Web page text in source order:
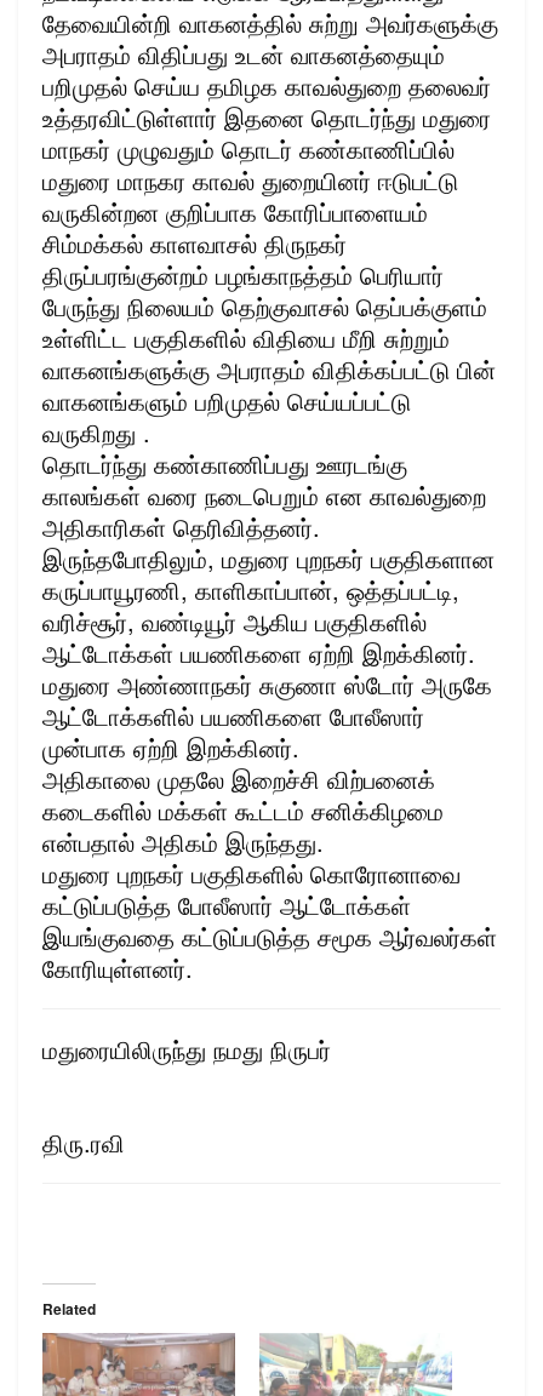
தேவையின்றி வாகனத்தில் சுற்று அவர்களுக்கு
அபராதம் விதிப்பது உடன் வாகனத்தையும்
பறிமுதல் செய்ய தமிழக காவல்துறை தலைவர்
உத்தரவிட்டுள்ளார் இதனை தொடர்ந்து மதுரை
மாநகர் முழுவதும் தொடர் கண்காணிப்பில்
மதுரை மாநகர காவல் துறையினர் ஈடுபட்டு
வருகின்றன குறிப்பாக கோரிப்பாளையம்
சிம்மக்கல் காளவாசல் திருநகர்
திருப்பரங்குன்றம் பழங்காநத்தம் பெரியார்
பேருந்து நிலையம் தெற்குவாசல் தெப்பக்குளம்
உள்ளிட்ட பகுதிகளில் விதியை மீறி சுற்றும்
வாகனங்களுக்கு அபராதம் விதிக்கப்பட்டு பின்
வாகனங்களும் பறிமுதல் செய்யப்பட்டு
வருகிறது .
தொடர்ந்து கண்காணிப்பது ஊரடங்கு
காலங்கள் வரை நடைபெறும் என காவல்துறை
அதிகாரிகள் தெரிவித்தனர்.
இருந்தபோதிலும், மதுரை புறநகர் பகுதிகளான
கருப்பாயூரணி, காளிகாப்பான், ஒத்தப்பட்டி,
வரிச்சூர், வண்டியூர் ஆகிய பகுதிகளில்
ஆட்டோக்கள் பயணிகளை ஏற்றி இறக்கினர்.
மதுரை அண்ணாநகர் சுகுணா ஸ்டோர் அருகே
ஆட்டோக்களில் பயணிகளை போலீஸார்
முன்பாக ஏற்றி இறக்கினர்.
அதிகாலை முதலே இறைச்சி விற்பனைக்
கடைகளில் மக்கள் கூட்டம் சனிக்கிழமை
என்பதால் அதிகம் இருந்தது.
மதுரை புறநகர் பகுதிகளில் கொரோனாவை
கட்டுப்படுத்த போலீஸார் ஆட்டோக்கள்
இயங்குவதை கட்டுப்படுத்த சமூக ஆர்வலர்கள்
கோரியுள்ளனர்.
மதுரையிலிருந்து நமது நிருபர்
திரு.ரவி
Related